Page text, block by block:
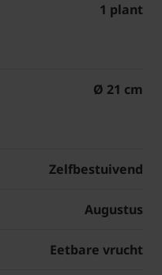
1 plant
Ø 21 cm
Zelfbestuivend
Augustus
Eetbare vrucht